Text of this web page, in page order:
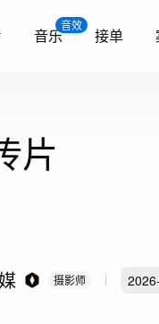
音效
音乐 接单
片
摄影师